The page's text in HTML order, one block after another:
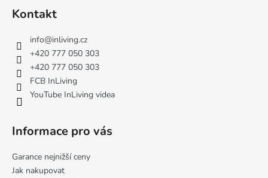
Kontakt
info@inliving.cz
+420 777 050 303
+420 777 050 303
FCB InLiving
YouTube InLiving videa
Informace pro vás
Garance nejnižší ceny
Jak nakupovat